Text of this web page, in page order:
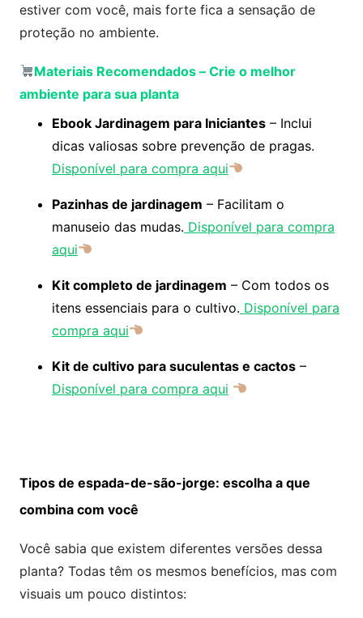
estiver com você, mais forte fica a sensação de
proteção no ambiente.
Materiais Recomendados – Crie o melhor
ambiente para sua planta
Ebook Jardinagem para Iniciantes – Inclui
dicas valiosas sobre prevenção de pragas.
Disponível para compra aqui
Pazinhas de jardinagem – Facilitam o
manuseio das mudas. Disponível para compra
aqui
Kit completo de jardinagem – Com todos os
itens essenciais para o cultivo. Disponível para
compra aqui
Kit de cultivo para suculentas e cactos –
Disponível para compra aqui
Tipos de espada-de-são-jorge: escolha a que
combina com você
Você sabia que existem diferentes versões dessa
planta? Todas têm os mesmos benefícios, mas com
visuais um pouco distintos: